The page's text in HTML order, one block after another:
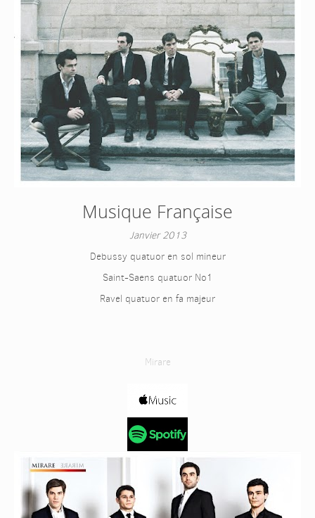
Musique Française
Janvier 2013
Debussy quatuor en sol mineur
Saint-Saens quatuor No1
Ravel quatuor en fa majeur
Mirare